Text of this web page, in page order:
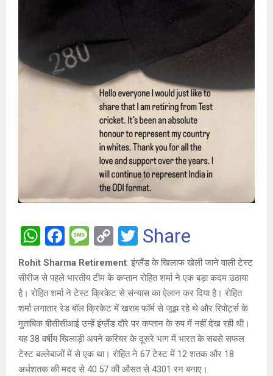
W
h
at
s
A
p
p
F
a
ce
b
o
o
k
M
es
s
a
g
e
C
o
py
Li
n
k
T
wi
tt
er
Share
Rohit Sharma Retirement: इंग्लैंड के खिलाफ खेली जाने वाली टेस्ट
सीरीज से पहले भारतीय टीम के कप्तान रोहित शर्मा ने एक बड़ा कदम उठाया
है। रोहित शर्मा ने टेस्ट क्रिकेट से संन्यास का ऐलान कर दिया है। रोहित
शर्मा लगातार रेड बॉल क्रिकेट में खराब फॉर्म से जूझ रहे थे और रिपोर्ट्स के
मुताबिक बीसीसीआई उन्हें इंग्लैंड दौरे पर कप्तान के रुप में नहीं देख रही थी।
यह 38 वर्षीय खिलाड़ी अपने करियर के दूसरे भाग में भारत के सबसे सफल
टेस्ट बल्लेबाजों में से एक था। रोहित ने 67 टेस्ट में 12 शतक और 18
अर्धशतक की मदद से 40.57 की औसत से 4301 रन बनाए।